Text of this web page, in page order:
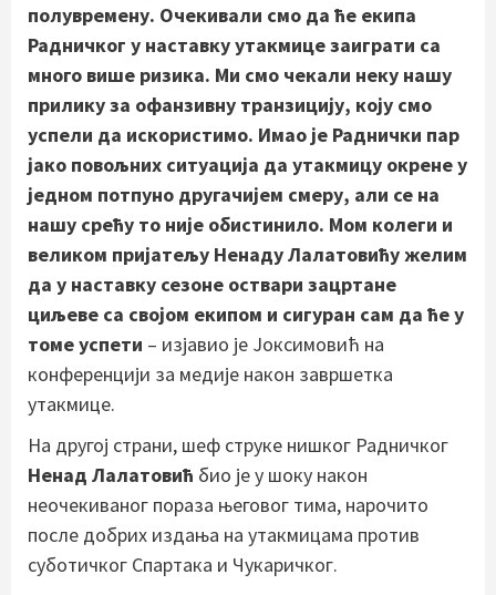
полувремену. Очекивали смо да ће екипа
Радничког у наставку утакмице заиграти са
много више ризика. Ми смо чекали неку нашу
прилику за офанзивну транзицију, коју смо
успели да искористимо. Имао је Раднички пар
јако повољних ситуација да утакмицу окрене у
једном потпуно другачијем смеру, али се на
нашу срећу то није обистинило. Мом колеги и
великом пријатељу Ненаду Лалатовићу желим
да у наставку сезоне оствари зацртане
циљеве са својом екипом и сигуран сам да ће у
томе успети – изјавио је Јоксимовић на
конференцији за медије након завршетка
утакмице.
На другој страни, шеф струке нишког Радничког
Ненад Лалатовић био је у шоку након
неочекиваног пораза његовог тима, нарочито
после добрих издања на утакмицама против
суботичког Спартака и Чукаричког.